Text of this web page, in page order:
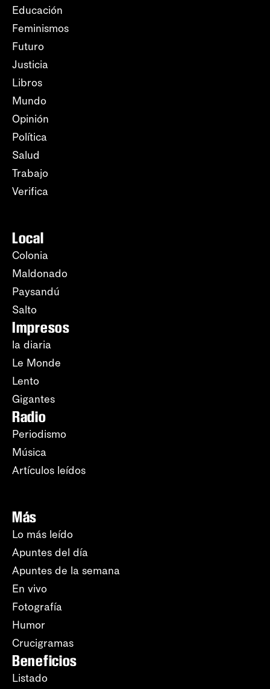
Educación
Feminismos
Futuro
Justicia
Libros
Mundo
Opinión
Política
Salud
Trabajo
Verifica
Local
Colonia
Maldonado
Paysandú
Salto
Impresos
la diaria
Le Monde
Lento
Gigantes
Radio
Periodismo
Música
Artículos leídos
Más
Lo más leído
Apuntes del día
Apuntes de la semana
En vivo
Fotografía
Humor
Crucigramas
Beneficios
Listado